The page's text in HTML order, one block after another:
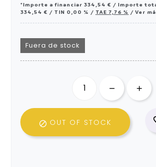
*Importe a financiar 334,54 € / Importe
334,54 € / TIN 0,00 % / TAE 7,76 % / Ver
Fuera de stock
 OUT OF STOCK